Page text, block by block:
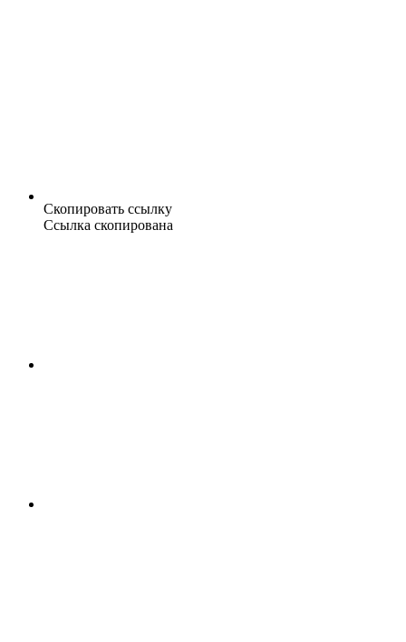
Скопировать ссылку
Ссылка скопирована